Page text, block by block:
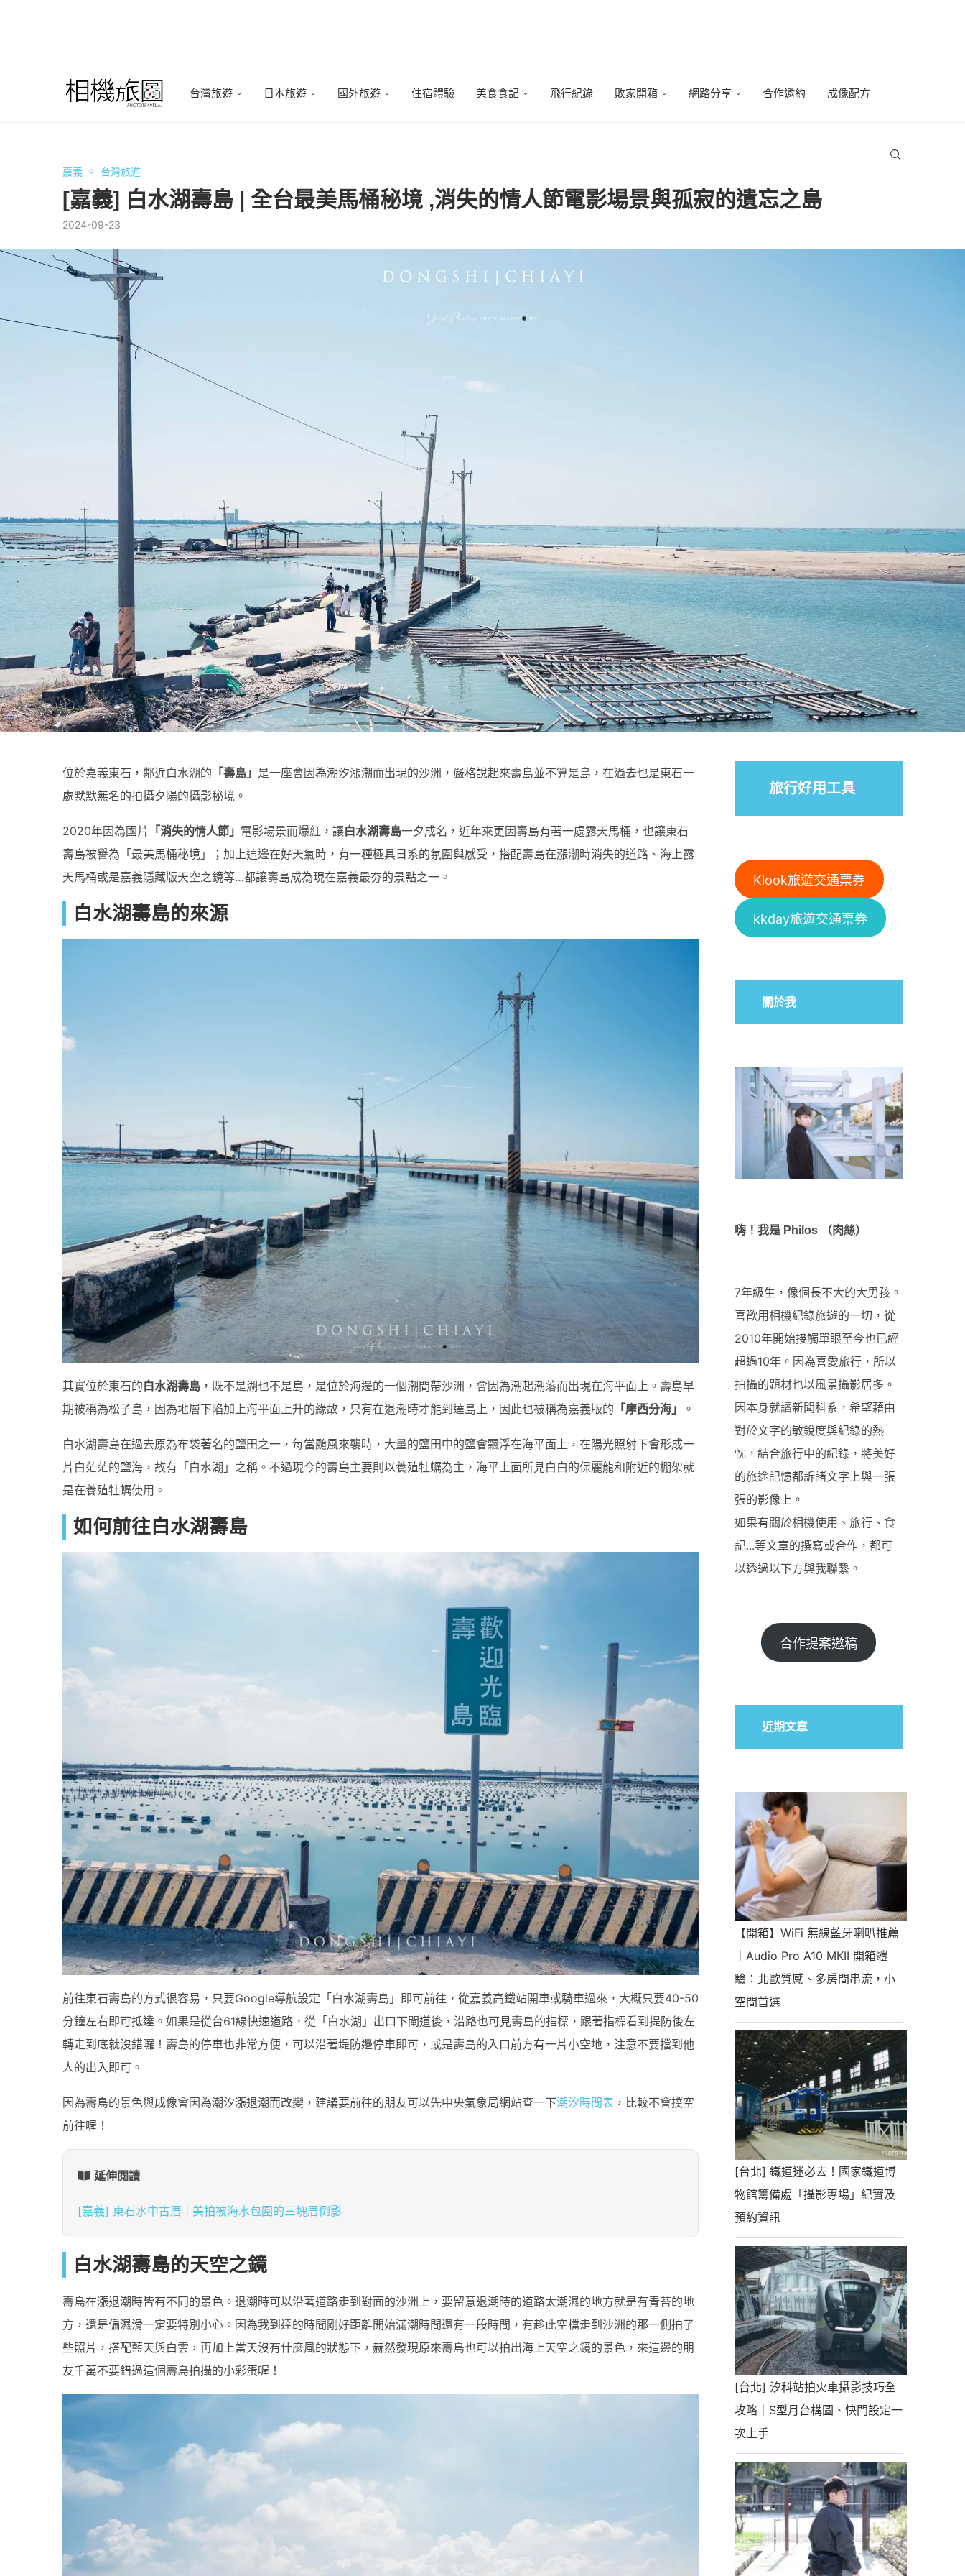
台灣旅遊 日本旅遊 國外旅遊 住宿體驗 美食食記 飛行紀錄 敗家開箱 網路分享 合作邀約 成像配方
嘉義 台灣旅遊
[嘉義] 白水湖壽島 | 全台最美馬桶秘境 ,消失的情人節電影場景與孤寂的遺忘之島
2024-09-23
位於嘉義東石，鄰近白水湖的 「壽島」 是一座會因為潮汐漲潮而出現的沙洲，嚴格說起來壽島並不算是島，在過去也是東石一
處默默無名的拍攝夕陽的攝影秘境。
2020年因為國片 「消失的情人節」 電影場景而爆紅，讓白水湖壽島一夕成名，近年來更因壽島有著一處露天馬桶，也讓東石
壽島被譽為「最美馬桶秘境」；加上這邊在好天氣時，有一種極具日系的氛圍與感受，搭配壽島在漲潮時消失的道路、海上露
天馬桶或是嘉義隱藏版天空之鏡等…都讓壽島成為現在嘉義最夯的景點之一。
白水湖壽島的來源
其實位於東石的白水湖壽島 ，既不是湖也不是島，是位於海邊的一個潮間帶沙洲，會因為潮起潮落而出現在海平面上。壽島早
期被稱為松子島，因為地層下陷加上海平面上升的緣故，只有在退潮時才能到達島上，因此也被稱為嘉義版的 「摩西分海」 。
白水湖壽島在過去原為布袋著名的鹽田之一，每當颱風來襲時，大量的鹽田中的鹽會飄浮在海平面上，在陽光照射下會形成一
片白茫茫的鹽海，故有「白水湖」之稱。不過現今的壽島主要則以養殖牡蠣為主，海平上面所見白白的保麗龍和附近的棚架就
是在養殖牡蠣使用。
如何前往白水湖壽島
前往東石壽島的方式很容易，只要Google導航設定「白水湖壽島」即可前往，從嘉義高鐵站開車或騎車過來，大概只要40-50
分鐘左右即可抵達。如果是從台61線快速道路，從「白水湖」出口下閘道後，沿路也可見壽島的指標，跟著指標看到提防後左
轉走到底就沒錯囉！壽島的停車也非常方便，可以沿著堤防邊停車即可，或是壽島的入口前方有一片小空地，注意不要擋到他
人的出入即可。
因為壽島的景色與成像會因為潮汐漲退潮而改變，建議要前往的朋友可以先中央氣象局網站查一下潮汐時間表 ，比較不會撲空
前往喔！
延伸閱讀
[嘉義] 東石水中古厝 | 美拍被海水包圍的三塊厝倒影
白水湖壽島的天空之鏡
壽島在漲退潮時皆有不同的景色。退潮時可以沿著道路走到對面的沙洲上，要留意退潮時的道路太潮濕的地方就是有青苔的地
方，還是偏濕滑一定要特別小心。因為我到達的時間剛好距離開始滿潮時間還有一段時間，有趁此空檔走到沙洲的那一側拍了
些照片，搭配藍天與白雲，再加上當天沒有什麼風的狀態下，赫然發現原來壽島也可以拍出海上天空之鏡的景色，來這邊的朋
友千萬不要錯過這個壽島拍攝的小彩蛋喔！
旅行好用工具
Klook旅遊交通票券
kkday旅遊交通票券
關於我
嗨！我是 Philos （肉絲）
7年級生，像個長不大的大男孩。
喜歡用相機紀錄旅遊的一切，從
2010年開始接觸單眼至今也已經
超過10年。因為喜愛旅行，所以
拍攝的題材也以風景攝影居多。
因本身就讀新聞科系，希望藉由
對於文字的敏銳度與紀錄的熱
忱，結合旅行中的紀錄，將美好
的旅途記憶都訴諸文字上與一張
張的影像上。
如果有關於相機使用、旅行、食
記...等文章的撰寫或合作，都可
以透過以下方與我聯繫。
合作提案邀稿
近期文章
【開箱】WiFi 無線藍牙喇叭推薦
｜Audio Pro A10 MKII 開箱體
驗：北歐質感、多房間串流，小
空間首選
[台北] 鐵道迷必去！國家鐵道博
物館籌備處「攝影專場」紀實及
預約資訊
[台北] 汐科站拍火車攝影技巧全
攻略｜S型月台構圖、快門設定一
次上手